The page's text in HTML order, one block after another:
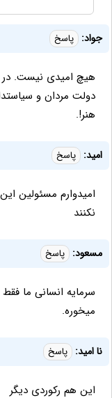
جواد: پاسخ
هیچ امیدی نیست. در
دولت مردان و
هنر!.
امید: پاسخ
امیدوارم مسئولین
نکنند
مسعود: پاسخ
سرمایه انسانی ما
میخوره.
نا امید: پاسخ
این هم رکوردی دیگر